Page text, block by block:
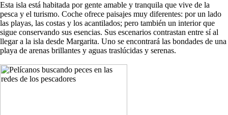
Esta isla está habitada por gente amable y tranquila que vive de la
pesca y el turismo. Coche ofrece paisajes muy diferentes: por un lado
las playas, las costas y los acantilados; pero también un interior que
sigue conservando sus esencias. Sus escenarios contrastan entre sí al
llegar a la isla desde Margarita. Uno se encontrará las bondades de una
playa de arenas brillantes y aguas traslúcidas y serenas.